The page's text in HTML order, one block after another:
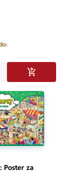
u omiljeneDODAJ U
Poster za